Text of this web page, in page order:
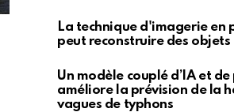
La technique d'imagerie en
peut reconstruire des
Un modèle couplé d’IA et
améliore la prévision de la
vagues de typhons